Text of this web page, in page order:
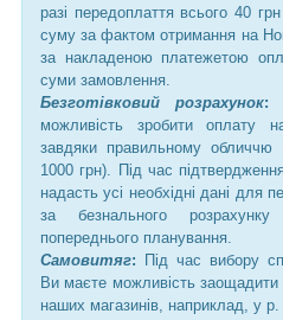
разі передоплаття всього 40
суму за фактом отримання на
за накладеною платежетою
суми замовлення.
Безготівковий розрахунок:
можливість зробити оплату
завдяки правильному
1000 грн). Під час
надасть усі необхідні дані для
за безнального
попереднього планування.
Самовитяг: Під час вибору
Ви маєте можливість
наших магазинів, наприклад, у